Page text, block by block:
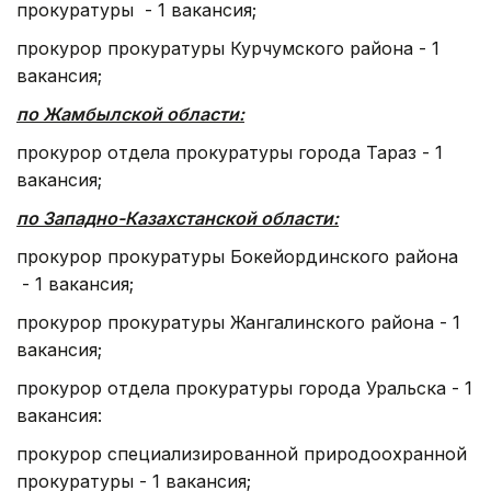
прокуратуры - 1 вакансия;
прокурор прокуратуры Курчумского района - 1
вакансия;
по Жамбылской области:
прокурор отдела прокуратуры города Тараз - 1
вакансия;
по Западно-Казахстанской области:
прокурор прокуратуры Бокейординского района
- 1 вакансия;
прокурор прокуратуры Жангалинского района - 1
вакансия;
прокурор отдела прокуратуры города Уральска - 1
вакансия:
прокурор специализированной природоохранной
прокуратуры - 1 вакансия;